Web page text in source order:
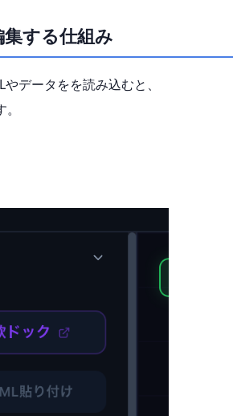
する仕組み
データをを読み込むと、